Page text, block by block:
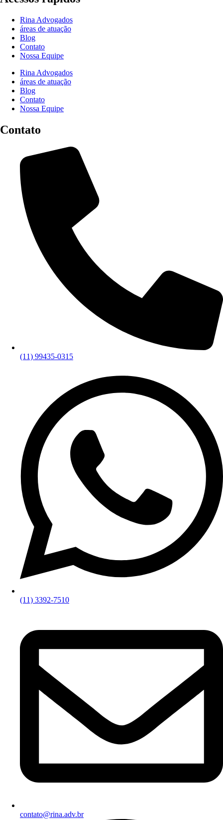
Rina Advogados
áreas de atuação
Blog
Contato
Nossa Equipe
Rina Advogados
áreas de atuação
Blog
Contato
Nossa Equipe
Contato
(11) 99435-0315
(11) 3392-7510
contato@rina.adv.br